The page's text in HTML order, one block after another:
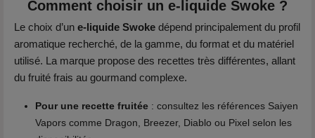
Comment choisir un e-liquide Swoke ?
Le choix d’un e-liquide Swoke dépend principalement du profil
aromatique recherché, de la gamme, du format et du matériel
utilisé. La marque propose des recettes très différentes, allant
du fruité frais au gourmand complexe.
Pour une recette fruitée : consultez les références Saiyen
Vapors comme Dragon, Breezer, Diablo ou Pixel selon les